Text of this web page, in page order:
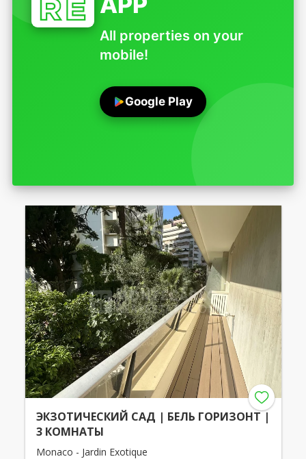
All properties on your
mobile!
Google Play
ЭКЗОТИЧЕСКИЙ САД | БЕЛЬ ГОРИЗОНТ |
3 КОМНАТЫ
Monaco - Jardin Exotique